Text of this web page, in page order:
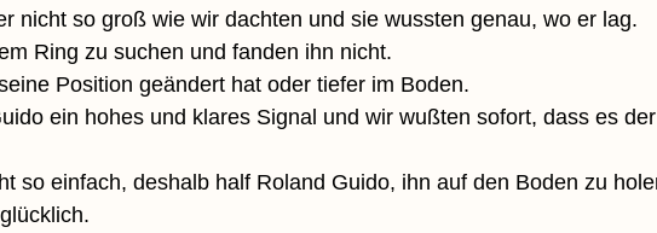
nicht so groß wie wir dachten und sie wussten genau, wo er lag.
Ring zu suchen und fanden ihn nicht.
Position geändert hat oder tiefer im Boden.
ein hohes und klares Signal und wir wußten sofort, dass es
so einfach, deshalb half Roland Guido, ihn auf den Boden zu